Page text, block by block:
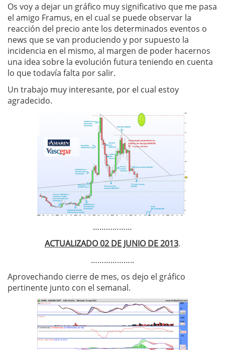
Os voy a dejar un gráfico muy significativo que me pasa
el amigo Framus, en el cual se puede observar la
reacción del precio ante los determinados eventos o
news que se van produciendo y por supuesto la
incidencia en el mismo, al margen de poder hacernos
una idea sobre la evolución futura teniendo en cuenta
lo que todavía falta por salir.
Un trabajo muy interesante, por el cual estoy
agradecido.
………………
ACTUALIZADO 02 DE JUNIO DE 2013.
………………..
Aprovechando cierre de mes, os dejo el gráfico
pertinente junto con el semanal.